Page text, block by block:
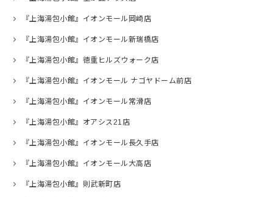
『上海湯包小館』イオンモール岡崎店
『上海湯包小館』イオンモール新瑞橋店
『上海湯包小館』徳重ヒルズウォーク店
『上海湯包小館』イオンモール ナゴヤドーム前店
『上海湯包小館』イオンモール常滑店
『上海湯包小館』オアシス21店
『上海湯包小館』イオンモール長久手店
『上海湯包小館』イオンモール大高店
『上海湯包小館』則武新町店